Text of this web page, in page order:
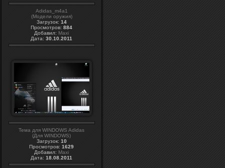
Adidas_m4a1
(Модели оружия)
Загрузок: 14
Просмотров: 884
Добавил: Maxi
Дата: 30.10.2011
Тема для WINDOWS Adidas
(Для WINDOWS)
Загрузок: 10
Просмотров: 1629
Добавил: Maxi
Дата: 18.08.2011